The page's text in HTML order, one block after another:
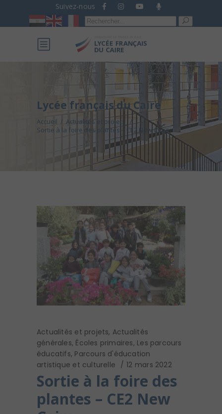
Suivez-nous
Recherche
pour :
Lycée français du Caire
Accueil / Actualités et projets
/
Sortie à la foire des plantes – CE2 New Cairo
Actualités et projets, Actualités
générales, Écoles primaires, Les parcours
éducatifs, Parcours d'éducation
artistique et culturelle
12 mars 2022
Sortie à la foire des
plantes – CE2 New